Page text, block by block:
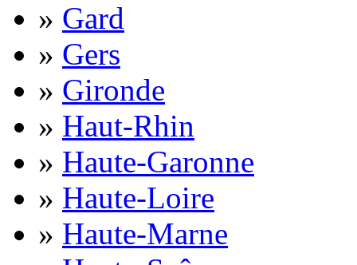
» Gard
» Gers
» Gironde
» Haut-Rhin
» Haute-Garonne
» Haute-Loire
» Haute-Marne